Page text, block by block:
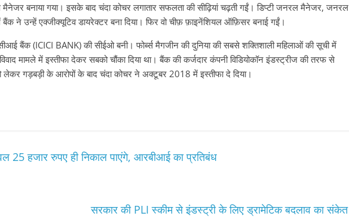
बनाया गया। इसके बाद चंदा कोचर लगातार सफलता की सीढ़ियां चढ़ती गईं। डिप्टी जनरल मैनेजर, जनरल
ने उन्हें एक्जीक्यूटिव डायरेक्टर बना दिया। फिर वो चीफ़ फ़ाइनेंशियल ऑफ़िसर बनाई गईं।
बैंक (ICICI BANK) की सीईओ बनी। फोर्ब्स मैगजीन की दुनिया की सबसे शक्तिशाली महिलाओं की सूची में
मामले में इस्तीफा देकर सबको चौंका दिया था। बैंक की कर्जदार कंपनी विडियोकॉन इंडस्ट्रीज की तरफ से
गड़बड़ी के आरोपों के बाद चंदा कोचर ने अक्टूबर 2018 में इस्तीफा दे दिया।
25 हजार रुपए ही निकाल पाएंगे, आरबीआई का प्रतिबंध
सरकार की PLI स्कीम से इंडस्ट्री के लिए ड्रामेटिक बदलाव का संकेत